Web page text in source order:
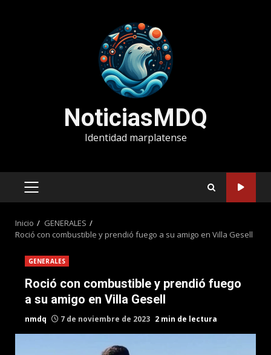
NoticiasMDQ
Identidad marplatense
MENÚ
Inicio
GENERALES
Roció con combustible y prendió fuego a su amigo en Villa Gesell
GENERALES
Roció con combustible y prendió fuego
a su amigo en Villa Gesell
nmdq 7 de noviembre de 2023 2 min de lectura